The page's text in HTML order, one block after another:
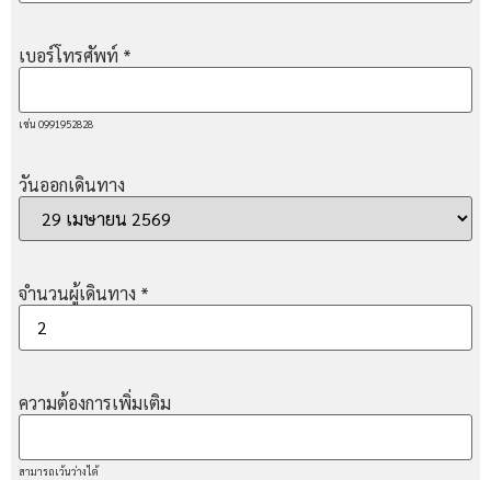
เบอร์โทรศัพท์ *
เช่น 0991952828
วันออกเดินทาง
จำนวนผู้เดินทาง *
ความต้องการเพิ่มเติม
สามารถเว้นว่างได้